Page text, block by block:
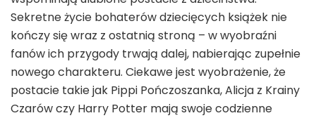
Sekretne życie bohaterów dziecięcych książek nie
kończy się wraz z ostatnią stroną – w wyobraźni
fanów ich przygody trwają dalej, nabierając zupełnie
nowego charakteru. Ciekawe jest wyobrażenie, że
postacie takie jak Pippi Pończoszanka, Alicja z Krainy
Czarów czy Harry Potter mają swoje codzienne